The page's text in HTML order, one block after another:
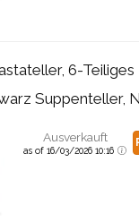
6-
Suppenteller,
Ausverkauft
as of 16/03/2026 10:16